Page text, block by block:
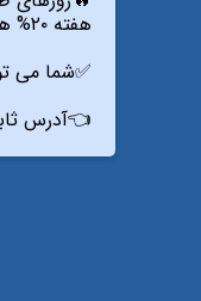
هفته ۲۰% هدیه بدون قید و شرط ویژه کازینو (قابل استفاده فقط در بازی انفجار۱،انفجار۲،انفجار رویال و پوپ) از سیب بت دریافت کنید.
✅شما می
👈آدرس